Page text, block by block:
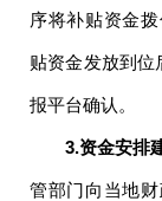
序将补贴资金
贴资金发放到位
报平台确认。
3.资金安排
管部门向当地财